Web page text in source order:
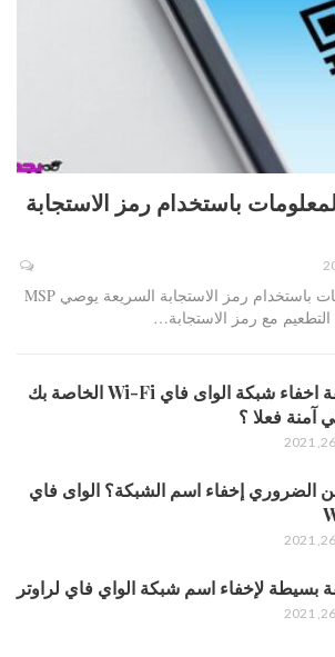
باستخدام رمز الاستجابة
كيف تتم قراءة المعلومات باستخدام رمز الاستجابة السريعة يوصي MSP
مع رمز الاستجابة…
طريقة اخفاء شبكة الواى فاي Wi-Fi الخاصة بك
آمنة فعلا ؟
الضروري إخفاء اسم الشبكة؟ الواى فاي
بسيطة لإخفاء اسم شبكة الواي فاي لراوتر